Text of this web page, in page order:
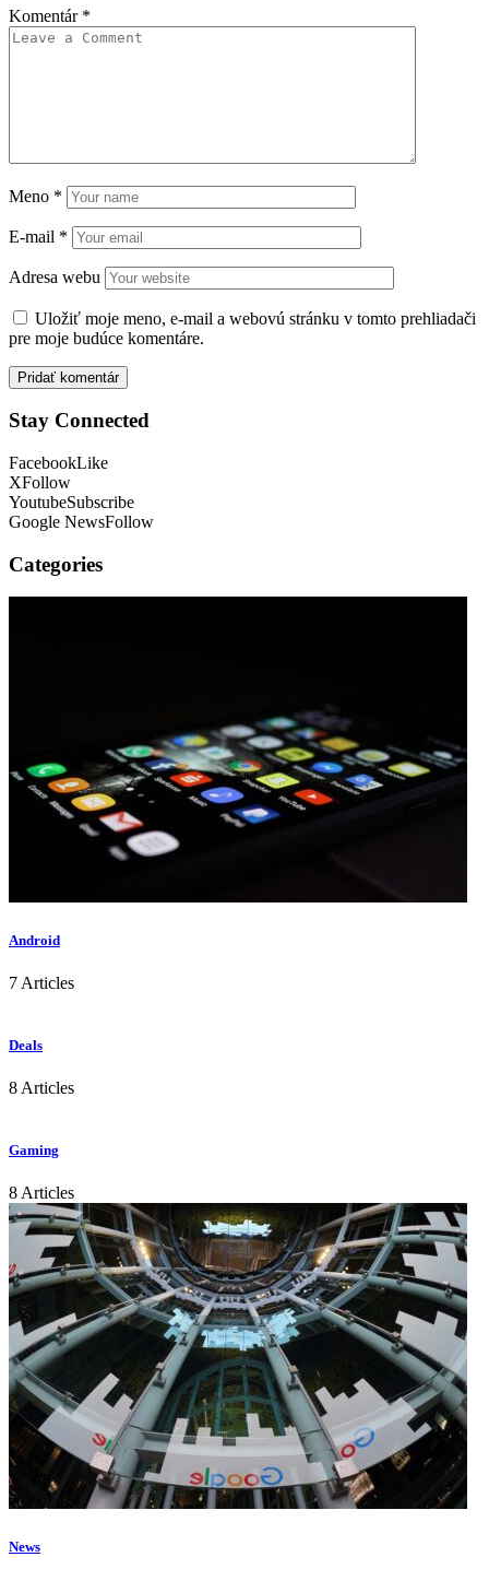
Komentár *
Meno *
E-mail *
Adresa webu
Uložiť moje meno, e-mail a webovú stránku v tomto prehliadači
pre moje budúce komentáre.
Stay Connected
FacebookLike
XFollow
YoutubeSubscribe
Google NewsFollow
Categories
Android
7 Articles
Deals
8 Articles
Gaming
8 Articles
News